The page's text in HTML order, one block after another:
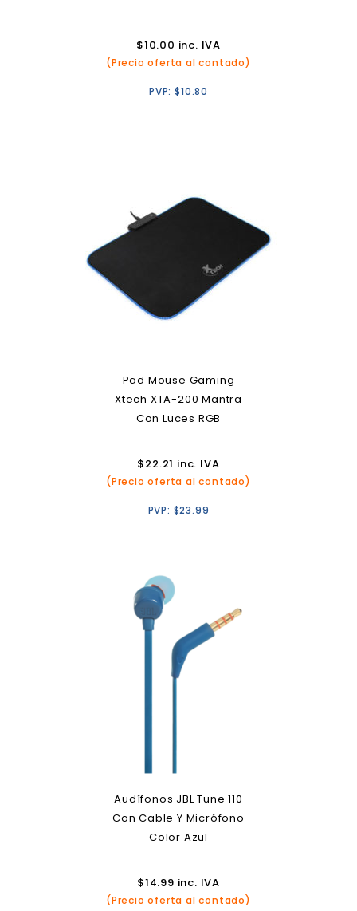
$10.00 inc. IVA
(Precio oferta al contado)
PVP:$10.80
Pad Mouse Gaming
Xtech XTA-200 Mantra
Con Luces RGB
$22.21 inc. IVA
(Precio oferta al contado)
PVP: $23.99
Audífonos JBL Tune 110
Con Cable Y Micrófono
Color Azul
$14.99 inc. IVA
(Precio oferta al contado)